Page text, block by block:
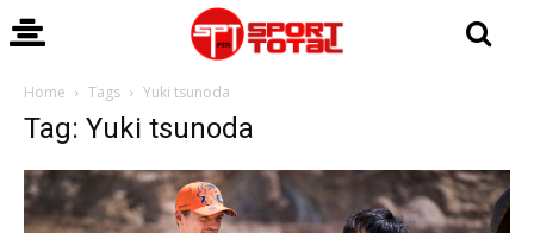
Home Tags Yuki tsunoda
Tag: Yuki tsunoda